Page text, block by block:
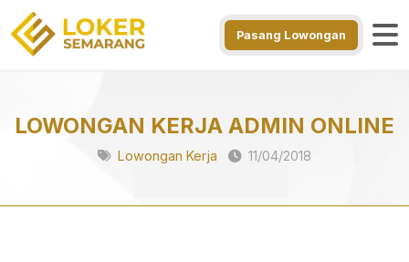
Pasang Lowongan
LOWONGAN KERJA ADMIN ONLINE
Lowongan Kerja 11/04/2018